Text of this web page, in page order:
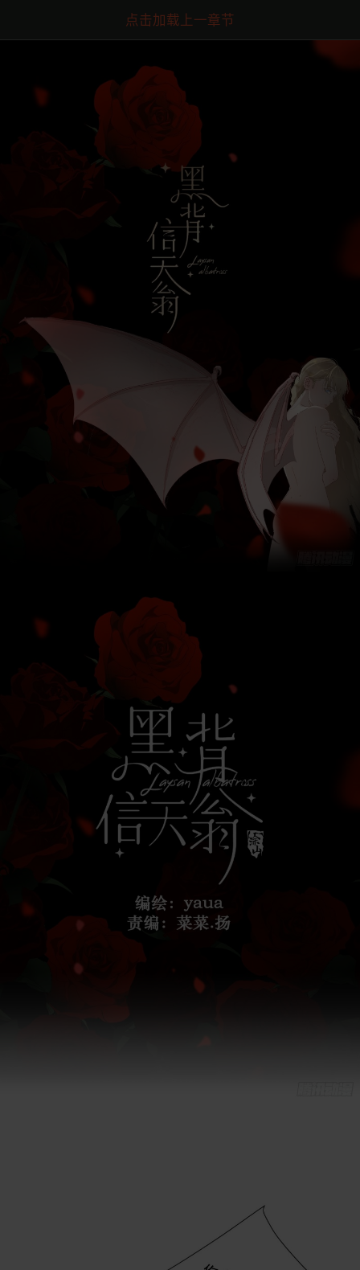
点击加载上一章节